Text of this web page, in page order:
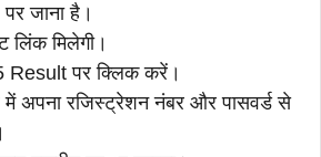
जाना है।
लिंक मिलेगी।
Result पर क्लिक करें।
में अपना रजिस्ट्रेशन नंबर और पासवर्ड से